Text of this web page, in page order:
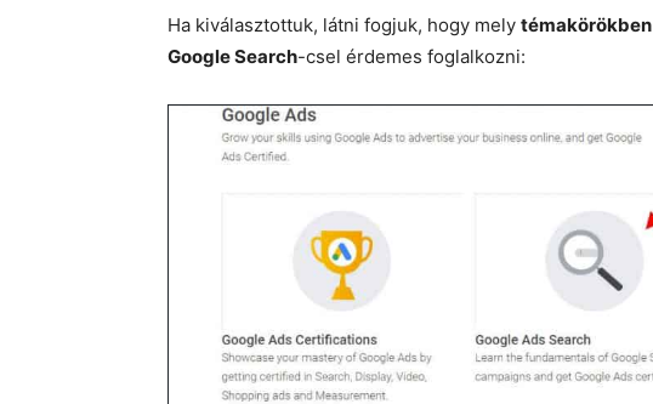
Ha kiválasztottuk, látni fogjuk, hogy mely témakörökben
Google Search-csel érdemes foglalkozni: